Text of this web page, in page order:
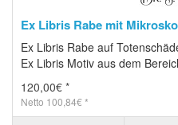
Ex Libris Rabe mit
Ex Libris Rabe auf
Ex Libris Motiv aus dem
120,00€ *
Netto 100,84€ *